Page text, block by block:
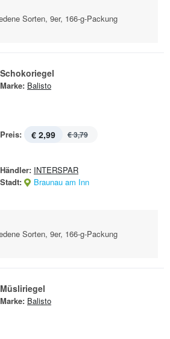
Sorten, 9er, 166-g-Packung
Schokoriegel
Marke: Balisto
Preis: € 2,99 € 3,79
Händler: INTERSPAR
Stadt:
Braunau am Inn
Sorten, 9er, 166-g-Packung
Müsliriegel
Marke: Balisto